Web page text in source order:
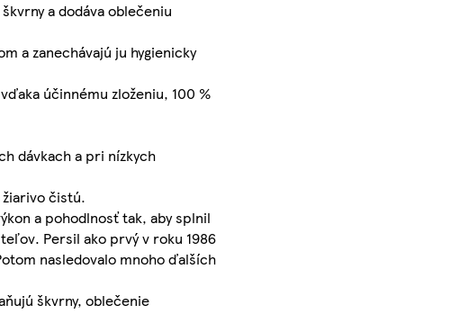
a dodáva oblečeniu
a zanechávajú ju hygienicky
účinnému zloženiu, 100 %
dávkach a pri nízkych
čistú.
a pohodlnosť tak, aby splnil
Persil ako prvý v roku 1986
nasledovalo mnoho ďalších
škvrny, oblečenie